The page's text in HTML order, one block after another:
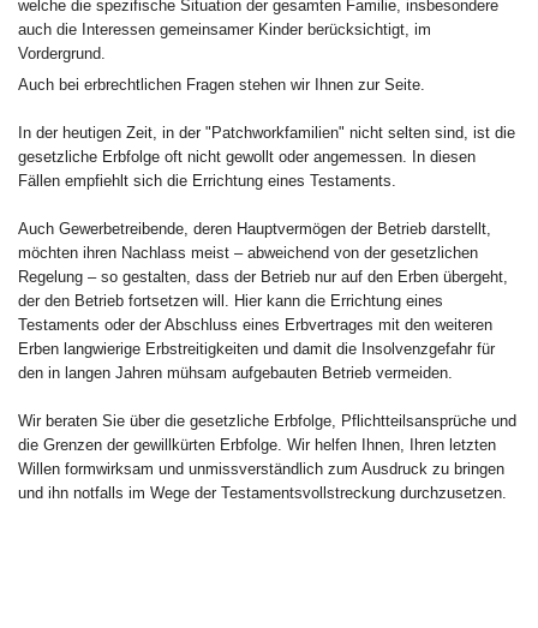
welche die spezifische Situation der gesamten Familie, insbesondere
auch die Interessen gemeinsamer Kinder berücksichtigt, im
Vordergrund.
Auch bei erbrechtlichen Fragen stehen wir Ihnen zur Seite.
In der heutigen Zeit, in der "Patchworkfamilien" nicht selten sind, ist die
gesetzliche Erbfolge oft nicht gewollt oder angemessen. In diesen
Fällen empfiehlt sich die Errichtung eines Testaments.
Auch Gewerbetreibende, deren Hauptvermögen der Betrieb darstellt,
möchten ihren Nachlass meist – abweichend von der gesetzlichen
Regelung – so gestalten, dass der Betrieb nur auf den Erben übergeht,
der den Betrieb fortsetzen will. Hier kann die Errichtung eines
Testaments oder der Abschluss eines Erbvertrages mit den weiteren
Erben langwierige Erbstreitigkeiten und damit die Insolvenzgefahr für
den in langen Jahren mühsam aufgebauten Betrieb vermeiden.
Wir beraten Sie über die gesetzliche Erbfolge, Pflichtteilsansprüche und
die Grenzen der gewillkürten Erbfolge. Wir helfen Ihnen, Ihren letzten
Willen formwirksam und unmissverständlich zum Ausdruck zu bringen
und ihn notfalls im Wege der Testamentsvollstreckung durchzusetzen.